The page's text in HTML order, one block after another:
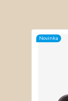
Novinka